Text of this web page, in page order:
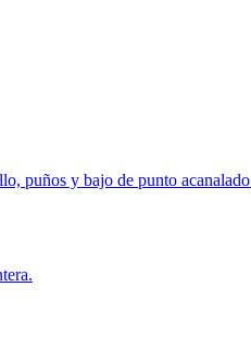
puños y bajo de punto